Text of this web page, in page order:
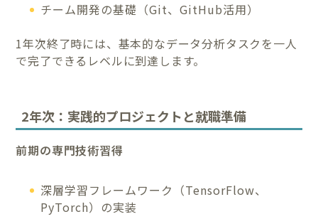
チーム開発の基礎（Git、GitHub活用）
1年次終了時には、基本的なデータ分析タスクを一人
で完了できるレベルに到達します。
2年次：実践的プロジェクトと就職準備
前期の専門技術習得
深層学習フレームワーク（TensorFlow、
PyTorch）の実装